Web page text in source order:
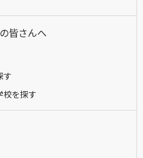
皆さんへ
す
校を探す